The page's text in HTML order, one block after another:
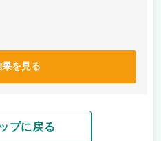
を見る
プに戻る